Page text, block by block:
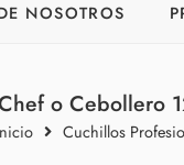
NOSOTROS
o Cebollero
Cuchillos